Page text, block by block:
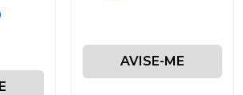
AVISE-ME